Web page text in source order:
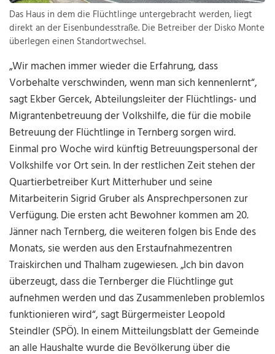
Das Haus in dem die Flüchtlinge untergebracht werden, liegt
direkt an der Eisenbundesstraße. Die Betreiber der Disko Monte
überlegen einen Standortwechsel.
„Wir machen immer wieder die Erfahrung, dass
Vorbehalte verschwinden, wenn man sich kennenlernt“,
sagt Ekber Gercek, Abteilungsleiter der Flüchtlings- und
Migrantenbetreuung der Volkshilfe, die für die mobile
Betreuung der Flüchtlinge in Ternberg sorgen wird.
Einmal pro Woche wird künftig Betreuungspersonal der
Volkshilfe vor Ort sein. In der restlichen Zeit stehen der
Quartierbetreiber Kurt Mitterhuber und seine
Mitarbeiterin Sigrid Gruber als Ansprechpersonen zur
Verfügung. Die ersten acht Bewohner kommen am 20.
Jänner nach Ternberg, die weiteren folgen bis Ende des
Monats, sie werden aus den Erstaufnahmezentren
Traiskirchen und Thalham zugewiesen. „Ich bin davon
überzeugt, dass die Ternberger die Flüchtlinge gut
aufnehmen werden und das Zusammenleben problemlos
funktionieren wird“, sagt Bürgermeister Leopold
Steindler (SPÖ). In einem Mitteilungsblatt der Gemeinde
an alle Haushalte wurde die Bevölkerung über die